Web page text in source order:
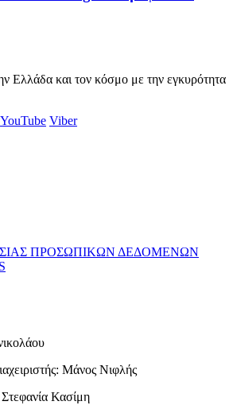
Ελλάδα και τον κόσμο με την εγκυρότητα
YouTube Viber
ΠΡΟΣΩΠΙΚΩΝ ΔΕΔΟΜΕΝΩΝ
Μάνος Νιφλής
Στεφανία Κασίμη